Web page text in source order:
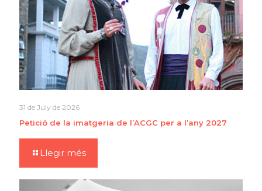
31 de July de 2026
Petició de la imatgeria de l’ACGC per a l’any 2027
Llegir més